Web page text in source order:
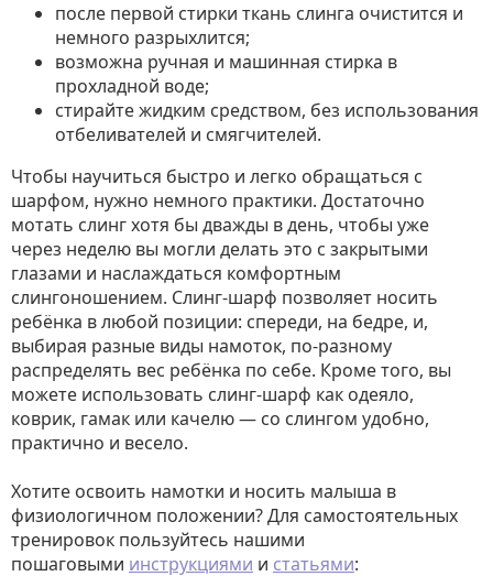
после первой стирки ткань слинга очистится и
немного разрыхлится;
возможна ручная и машинная стирка в
прохладной воде;
стирайте жидким средством, без использования
отбеливателей и смягчителей.
Чтобы научиться быстро и легко обращаться с
шарфом, нужно немного практики. Достаточно
мотать слинг хотя бы дважды в день, чтобы уже
через неделю вы могли делать это с закрытыми
глазами и наслаждаться комфортным
слингоношением. Слинг-шарф позволяет носить
ребёнка в любой позиции: спереди, на бедре, и,
выбирая разные виды намоток, по-разному
распределять вес ребёнка по себе. Кроме того, вы
можете использовать слинг-шарф как одеяло,
коврик, гамак или качелю — со слингом удобно,
практично и весело.
Хотите освоить намотки и носить малыша в
физиологичном положении? Для самостоятельных
тренировок пользуйтесь нашими
пошаговыми инструкциями и статьями: